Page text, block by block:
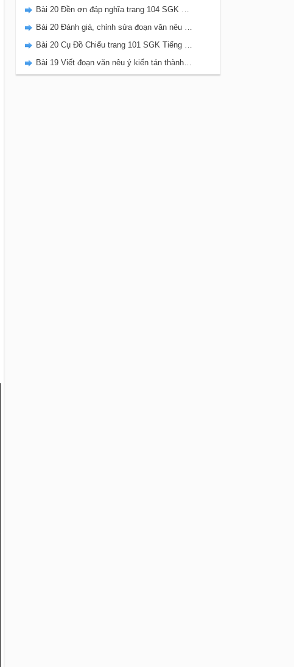
Bài 20 Đền ơn đáp nghĩa trang 104 SGK Tiếng Việt 5 Kết nối tri thức tập 2
Bài 20 Đánh giá, chỉnh sửa đoạn văn nêu ý kiến tán thành một sự vật, hiện tượng trang 103 SGK Tiếng Việt 5 Kết nối tri thức tập 2
Bài 20 Cụ Đồ Chiểu trang 101 SGK Tiếng Việt 5 Kết nối tri thức tập 2
Bài 19 Viết đoạn văn nêu ý kiến tán thành một sự việc, hiện tượng (Bài viết số 1) trang 100 SGK Tiếng Việt 5 Kết nối tri thức tập 2